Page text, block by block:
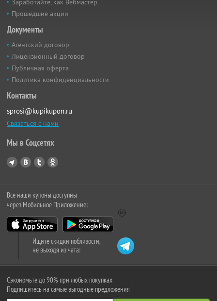
Заработайте, как Вебмастер
Прошедшие акции
Документы
Агентский договор
Лицензионный договор
Публичная оферта
Политика конфиденциальности
Контакты
sprosi@kupikupon.ru
Связаться с нами
Мы в Соцсетях
Все наши купоны доступны
через Мобильное Приложение:
Ищите скидки поблизости,
не выходя из чата:
Сэкономьте до 90% при любых покупках
Подпишитесь на самые выгодные предложения